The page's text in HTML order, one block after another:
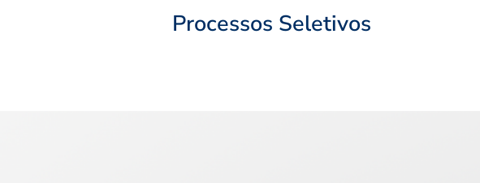
Processos Seletivos